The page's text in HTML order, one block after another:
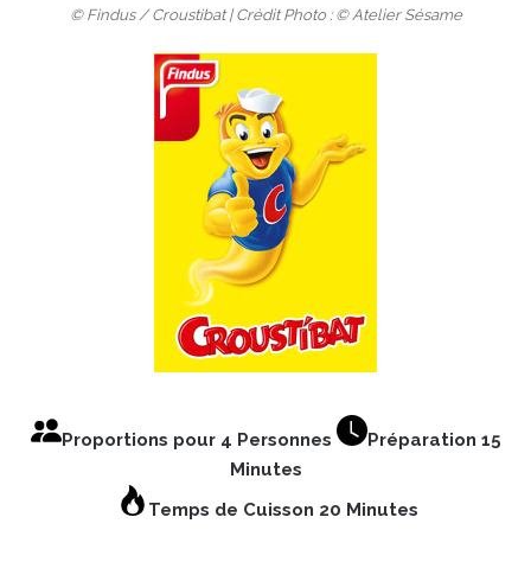
© Findus / Croustibat | Crédit Photo : © Atelier Sésame
Proportions pour 4 Personnes
Préparation 15
Minutes
Temps de Cuisson 20 Minutes